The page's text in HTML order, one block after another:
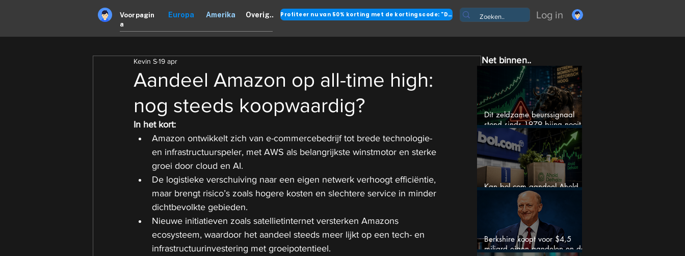
Voorpagin
a
Europa Amerika Overig.. Profiteer nu van 50% korting met de kortingscode: "DANK" Log in
Aandeel Amazon op all-time high:
nog steeds koopwaardig?
Kevin S19 apr
In het kort:
Amazon ontwikkelt zich van e-commercebedrijf tot brede technologie-
en infrastructuurspeler, met AWS als belangrijkste winstmotor en sterke
groei door cloud en AI.
De logistieke verschuiving naar een eigen netwerk verhoogt efficiëntie,
maar brengt risico’s zoals hogere kosten en slechtere service in minder
dichtbevolkte gebieden.
Nieuwe initiatieven zoals satellietinternet versterken Amazons
ecosysteem, waardoor het aandeel steeds meer lijkt op een tech- en
infrastructuurinvestering met groeipotentieel.
Net binnen..
Dit zeldzame beurssignaal
stond sinds 1979 bijna nooit
zo extreem
Kan bol.com aandeel Ahold
nieuw leven inblazen?
Berkshire koopt voor $4,5
miljard eigen aandelen en dat